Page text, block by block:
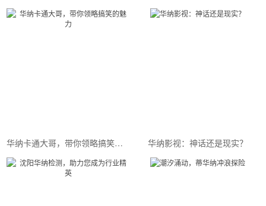
华纳卡通大哥，带你领略搞笑的魅力 华纳影视：神话还是现实？